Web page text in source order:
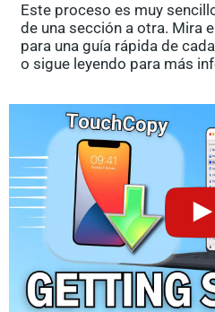
Este proceso es muy
de una sección a otra. Mira
para una guía rápida de
o sigue leyendo para más